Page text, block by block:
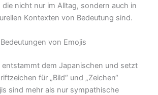
die nicht nur im Alltag, sondern auch in
Kontexten von Bedeutung sind.
von Emojis
entstammt dem Japanischen und setzt
für „Bild“ und „Zeichen“
sind mehr als nur sympathische